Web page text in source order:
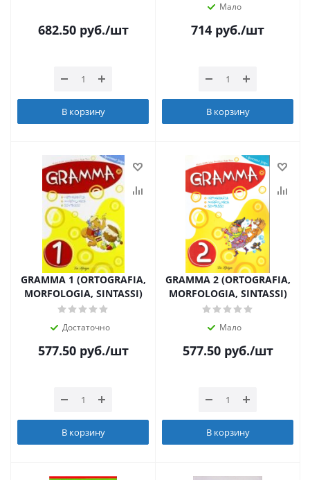
682.50руб./шт
В корзину
Мало
714 руб./шт
В корзину
GRAMMA 1 (ORTOGRAFIA,
MORFOLOGIA, SINTASSI)
Достаточно
577.50руб./шт
В корзину
GRAMMA 2 (ORTOGRAFIA,
MORFOLOGIA, SINTASSI)
Мало
577.50руб./шт
В корзину